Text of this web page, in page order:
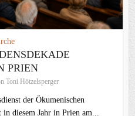
PRIEN
Toni Hötzelsperger
der Ökumenischen
diesem Jahr in Prien am...